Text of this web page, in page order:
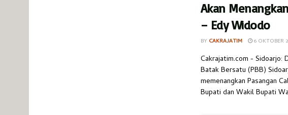
Akan
– Edy Widodo
BY CAKRAJATIM 6 OKTOBER
Cakrajatim.com - Sidoarjo:
Batak Bersatu (PBB)
memenangkan Pasangan
Bupati dan Wakil Bupati